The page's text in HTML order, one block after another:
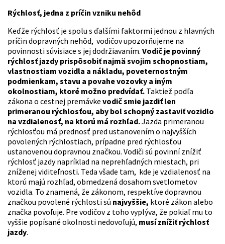
Rýchlosť, jedna z príčin vzniku nehôd
Keďže rýchlosť je spolu s ďalšími faktormi jednou z hlavných
príčin dopravných nehôd, vodičov upozorňujeme na
povinnosti súvisiace s jej dodržiavaním. Vodič je povinný
rýchlosť jazdy prispôsobiť najmä svojim schopnostiam,
vlastnostiam vozidla a nákladu, poveternostným
podmienkam, stavu a povahe vozovky a iným
okolnostiam, ktoré možno predvídať. Taktiež podľa
zákona o cestnej premávke vodič smie jazdiť len
primeranou rýchlosťou, aby bol schopný zastaviť vozidlo
na vzdialenosť, na ktorú má rozhľad.Jazda primeranou
rýchlosťou má prednosť pred ustanovením o najvyšších
povolených rýchlostiach, prípadne pred rýchlosťou
ustanovenou dopravnou značkou. Vodiči sú povinní znížiť
rýchlosť jazdy napríklad na neprehľadných miestach, pri
zníženej viditeľnosti. Teda všade tam, kde je vzdialenosť na
ktorú majú rozhľad, obmedzená dosahom svetlometov
vozidla. To znamená, že zákonom, respektíve dopravnou
značkou povolené rýchlosti sú najvyššie, ktoré zákon alebo
značka povoľuje. Pre vodičov z toho vyplýva, že pokiaľ mu to
vyššie popísané okolnosti nedovoľujú, musí znížiť rýchlosť
jazdy.